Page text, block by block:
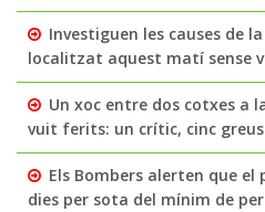
Investiguen les causes de
localitzat aquest matí sense
Un xoc entre dos cotxes a
vuit ferits: un crític, cinc
Els Bombers alerten que
dies per sota del mínim de